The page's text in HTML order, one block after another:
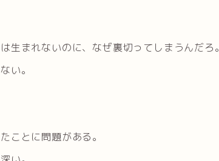
生まれないのに、なぜ裏切ってしまうんだろ。
い。
ことに問題がある。